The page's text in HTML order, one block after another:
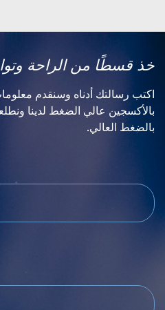
خذ قسطًا من الراحة
اكتب رسالتك أدناه وسنقدم
بالأكسجين عالي الضغط لدينا
بالضغط العالي.